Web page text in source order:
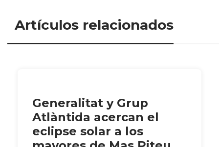
Artículos relacionados
Generalitat y Grup
Atlàntida acercan el
eclipse solar a los